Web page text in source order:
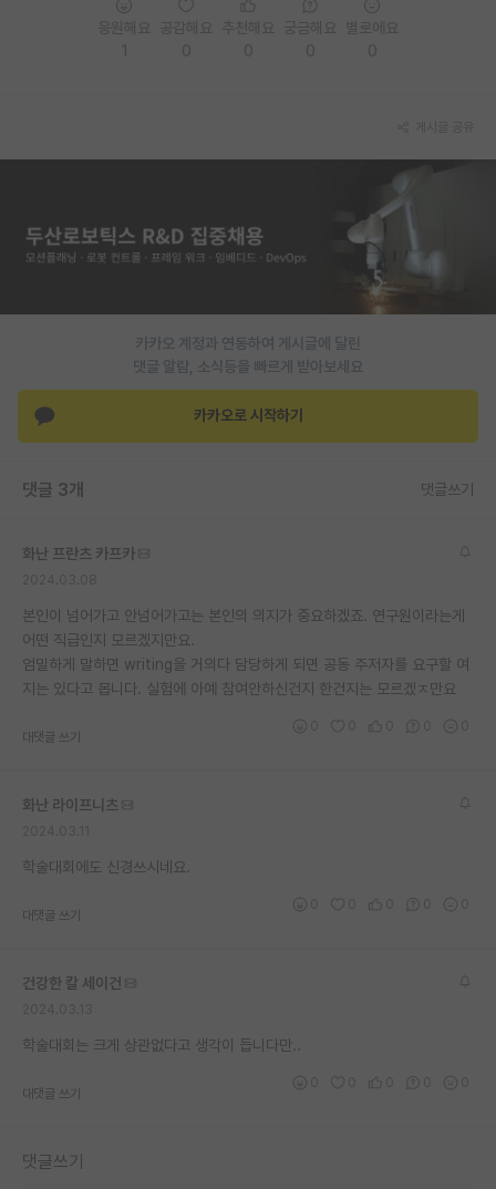
장학금/장학생 게시판
홍보 게시판
반도체 아카데미
카카오 계정과 연동하여 게시글에 달린
댓글 알람, 소식등을 빠르게 받아보세요
카카오로 시작하기
댓글 3개 댓글쓰기
화난 프란츠 카프카
본인이 넘어가고 안넘어가고는 본인의 의지가 중요하겠죠. 연구원이라는게
어떤 직급인지 모르겠지만요.
엄밀하게 말하면 writing을 거의다 담당하게 되면 공동 주저자를 요구할 여
지는 있다고 봅니다. 실험에 아예 참여안하신건지 한건지는 모르겠ㅈ만요
대댓글 쓰기
화난 라이프니츠
학술대회에도 신경쓰시네요.
대댓글 쓰기
건강한 칼 세이건
학술대회는 크게 상관없다고 생각이 듭니다만..
대댓글 쓰기
댓글쓰기